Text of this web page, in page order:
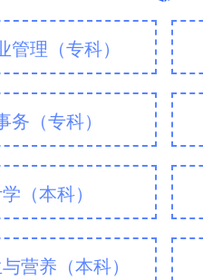
管理（专科）
务（专科）
（本科）
营养（本科）